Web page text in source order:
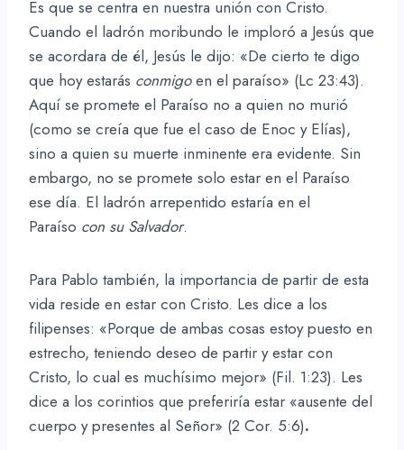
Es que se centra en nuestra unión con Cristo.
Cuando el ladrón moribundo le imploró a Jesús que
se acordara de él, Jesús le dijo: «De cierto te digo
que hoy estarás conmigoen el paraíso» (Lc 23:43).
Aquí se promete el Paraíso no a quien no murió
(como se creía que fue el caso de Enoc y Elías),
sino a quien su muerte inminente era evidente. Sin
embargo, no se promete solo estar en el Paraíso
ese día. El ladrón arrepentido estaría en el
Paraíso con su Salvador.
Para Pablo también, la importancia de partir de esta
vida reside en estar con Cristo. Les dice a los
filipenses: «Porque de ambas cosas estoy puesto en
estrecho, teniendo deseo de partir y estar con
Cristo, lo cual es muchísimo mejor» (Fil. 1:23). Les
dice a los corintios que preferiría estar «ausente del
cuerpo y presentes al Señor» (2 Cor. 5:6).